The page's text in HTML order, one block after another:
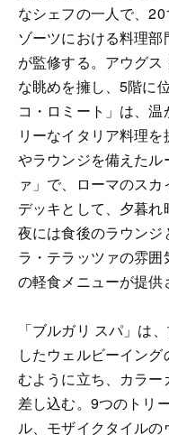
なシェフの一人で、
ゾーツにおける料理
が監修する。アウグ
な眺めを擁し、5階に
コ・ロミート」は、
リーなイタリア料理
やラウンジを備えた
ァ」で、ローマのス
デッキとして、夕暮
夜には食後のラウン
ラ・テラッツァの雰
の軽食メニューが提供
「ブルガリ スパ」は
したウェルビーイン
むように立ち、カラ
差し込む。9つのトリ
ル、モザイクタイルの